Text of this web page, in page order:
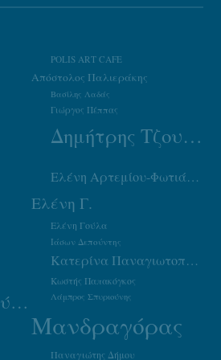
POLIS ART CAFE
Απόστολος Παλιεράκης
Βασίλης Λαδάς
Γιώργος Πέππας
Δημήτρης Τζουμάκας
Ελένη Αρτεμίου-Φωτιάδου
Ελένη Γ.
Ελένη Γούλα
Ιάσων Δεπούντης
Κατερίνα Παναγιωτοπούλου
Κωστής Παπακόγκος
Κώστας Κρεμμύδας Λάμπρος Σπυριούνης
Μανδραγόρας
Παναγιώτης Δήμου